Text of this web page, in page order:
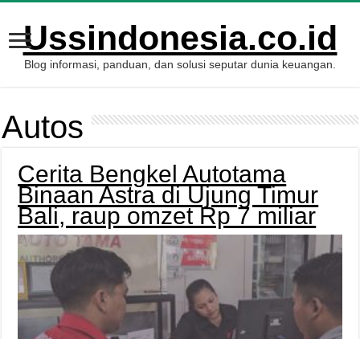
Ussindonesia.co.id
Blog informasi, panduan, dan solusi seputar dunia keuangan.
Autos
Cerita Bengkel Autotama
Binaan Astra di Ujung Timur
Bali, raup omzet Rp 7 miliar